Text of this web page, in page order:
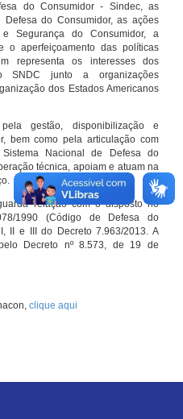
do Consumidor - Sindec, as
do Consumidor, as ações
Segurança do Consumidor, a
o aperfeiçoamento das políticas
representa os interesses dos
SNDC junto a organizações
dos Estados Americanos
gestão, disponibilização e
bem como pela articulação com
Nacional de Defesa do
técnica, apoiam e atuam na
relação com o disposto no
1990 (Código de Defesa do
II e III do Decreto 7.963/2013. A
Decreto nº 8.573, de 19 de
clique aqui